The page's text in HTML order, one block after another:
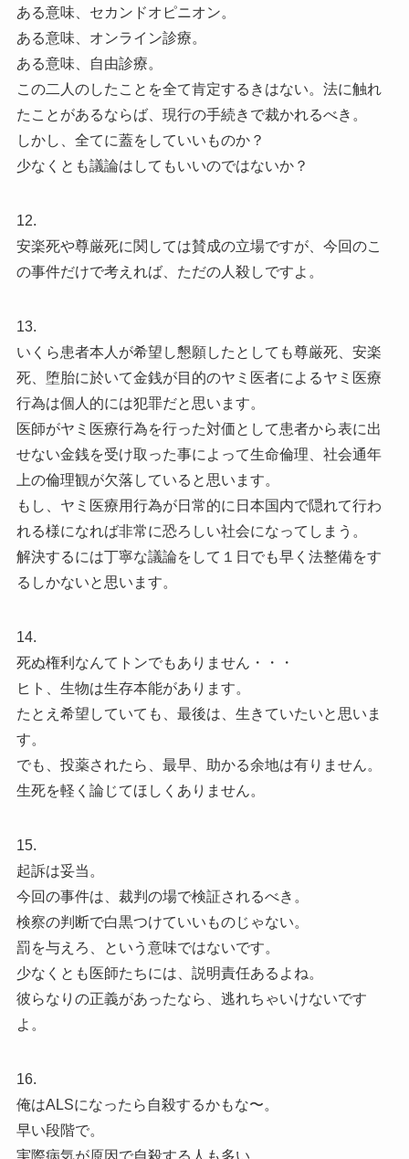
ある意味、セカンドオピニオン。
ある意味、オンライン診療。
ある意味、自由診療。
この二人のしたことを全て肯定するきはない。法に触れ
たことがあるならば、現行の手続きで裁かれるべき。
しかし、全てに蓋をしていいものか？
少なくとも議論はしてもいいのではないか？
12.
安楽死や尊厳死に関しては賛成の立場ですが、今回のこ
の事件だけで考えれば、ただの人殺しですよ。
13.
いくら患者本人が希望し懇願したとしても尊厳死、安楽
死、堕胎に於いて金銭が目的のヤミ医者によるヤミ医療
行為は個人的には犯罪だと思います。
医師がヤミ医療行為を行った対価として患者から表に出
せない金銭を受け取った事によって生命倫理、社会通年
上の倫理観が欠落していると思います。
もし、ヤミ医療用行為が日常的に日本国内で隠れて行わ
れる様になれば非常に恐ろしい社会になってしまう。
解決するには丁寧な議論をして１日でも早く法整備をす
るしかないと思います。
14.
死ぬ権利なんてトンでもありません・・・
ヒト、生物は生存本能があります。
たとえ希望していても、最後は、生きていたいと思いま
す。
でも、投薬されたら、最早、助かる余地は有りません。
生死を軽く論じてほしくありません。
15.
起訴は妥当。
今回の事件は、裁判の場で検証されるべき。
検察の判断で白黒つけていいものじゃない。
罰を与えろ、という意味ではないです。
少なくとも医師たちには、説明責任あるよね。
彼らなりの正義があったなら、逃れちゃいけないです
よ。
16.
俺はALSになったら自殺するかもな〜。
早い段階で。
実際病気が原因で自殺する人も多い。